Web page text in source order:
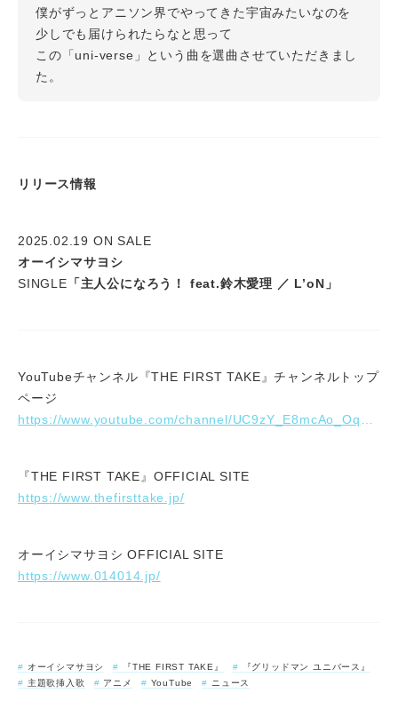
僕がずっとアニソン界でやってきた宇宙みたいなのを
少しでも届けられたらなと思って
この「uni-verse」という曲を選曲させていただきまし
た。
リリース情報
2025.02.19 ON SALE
オーイシマサヨシ
SINGLE 「主人公になろう！ feat.鈴木愛理 ／ L’oN」
YouTubeチャンネル『THE FIRST TAKE』チャンネルトップ
ページ
https://www.youtube.com/channel/UC9zY_E8mcAo_Oq772LEZq8Q
『THE FIRST TAKE』OFFICIAL SITE
https://www.thefirsttake.jp/
オーイシマサヨシ OFFICIAL SITE
https://www.014014.jp/
オーイシマサヨシ 『THE FIRST TAKE』
『グリッドマン ユニバース』
主題歌挿入歌
アニメ YouTube ニュース